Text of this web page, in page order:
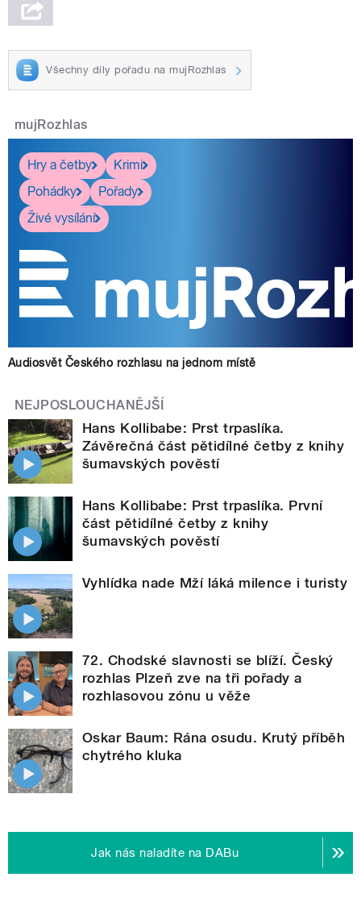
Všechny díly pořadu na mujRozhlas
mujRozhlas
Hry a četby
Krimi
Pohádky
Pořady
Živé vysílání
Audiosvět Českého rozhlasu na jednom místě
NEJPOSLOUCHANĚJŠÍ
Hans Kollibabe: Prst trpaslíka.
Závěrečná část pětidílné četby z knihy
šumavských pověstí
Hans Kollibabe: Prst trpaslíka. První
část pětidílné četby z knihy
šumavských pověstí
Vyhlídka nade Mží láká milence i turisty
72. Chodské slavnosti se blíží. Český
rozhlas Plzeň zve na tři pořady a
rozhlasovou zónu u věže
Oskar Baum: Rána osudu. Krutý příběh
chytrého kluka
Jak nás naladíte na DABu